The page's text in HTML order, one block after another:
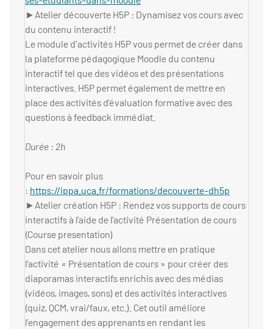
►Atelier découverte H5P : Dynamisez vos cours avec
du contenu interactif !
Le module d'activités H5P vous permet de créer dans
la plateforme pédagogique Moodle du contenu
interactif tel que des vidéos et des présentations
interactives. H5P permet également de mettre en
place des activités d’évaluation formative avec des
questions à feedback immédiat.
Durée : 2h
Pour en savoir plus
: https://ippa.uca.fr/formations/decouverte-dh5p
►Atelier création H5P : Rendez vos supports de cours
interactifs à l’aide de l’activité Présentation de cours
(Course presentation)
Dans cet atelier nous allons mettre en pratique
l’activité « Présentation de cours » pour créer des
diaporamas interactifs enrichis avec des médias
(vidéos, images, sons) et des activités interactives
(quiz, QCM, vrai/faux, etc.). Cet outil améliore
l’engagement des apprenants en rendant les